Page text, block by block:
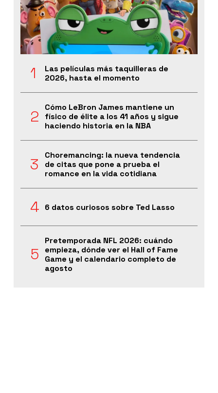
Las películas más taquilleras de
2026, hasta el momento
Cómo LeBron James mantiene un
físico de élite a los 41 años y sigue
haciendo historia en la NBA
Choremancing: la nueva tendencia
de citas que pone a prueba el
romance en la vida cotidiana
6 datos curiosos sobre Ted Lasso
Pretemporada NFL 2026: cuándo
empieza, dónde ver el Hall of Fame
Game y el calendario completo de
agosto